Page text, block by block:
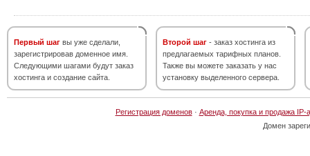
Первый шаг вы уже сделали,
зарегистрировав доменное имя.
Следующими шагами будут заказ
хостинга и создание сайта.
Второй шаг - заказ хостинга из
предлагаемых тарифных планов.
Также вы можете заказать у нас
установку выделенного сервера.
Регистрация доменов· Аренда, покупка и продажа IP-
Домен